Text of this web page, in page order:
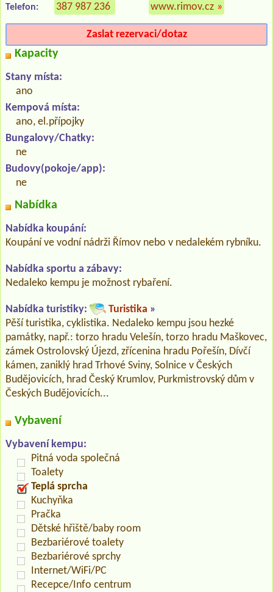
Telefon: 387 987 236 www.rimov.cz »
Zaslat rezervaci/dotaz
Kapacity
Stany místa:
ano
Kempová místa:
ano, el.přípojky
Bungalovy/Chatky:
ne
Budovy(pokoje/app):
ne
Nabídka
Nabídka koupání:
Koupání ve vodní nádrži Římov nebo v nedalekém rybníku.
Nabídka sportu a zábavy:
Nedaleko kempu je možnost rybaření.
Nabídka turistiky: Turistika »
Pěší turistika, cyklistika. Nedaleko kempu jsou hezké
památky, např.: torzo hradu Velešín, torzo hradu Maškovec,
zámek Ostrolovský Újezd, zřícenina hradu Pořešín, Dívčí
kámen, zaniklý hrad Trhové Sviny, Solnice v Českých
Budějovicích, hrad Český Krumlov, Purkmistrovský dům v
Českých Budějovicích...
Vybavení
Vybavení kempu:
Pitná voda společná
Toalety
Teplá sprcha
Kuchyňka
Pračka
Dětské hřiště/baby room
Bezbariérové toalety
Bezbariérové sprchy
Internet/WiFi/PC
Recepce/Info centrum